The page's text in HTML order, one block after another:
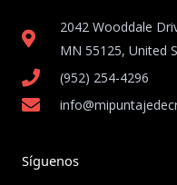
2042 Wooddale
MN 55125, United
(952) 254-4296
Síguenos